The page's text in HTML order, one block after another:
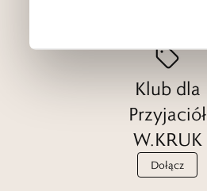
Klub dla
Przyjaciół
W.KRUK
Dołącz